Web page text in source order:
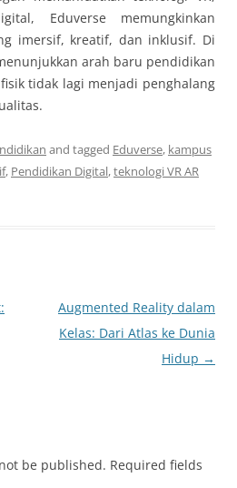
Eduverse memungkinkan
imersif, kreatif, dan inklusif. Di
arah baru pendidikan
tidak lagi menjadi penghalang
and tagged Eduverse, kampus
, Pendidikan Digital,teknologi VR AR
Augmented Reality dalam
Kelas: Dari Atlas ke Dunia
Hidup →
be published. Required fields